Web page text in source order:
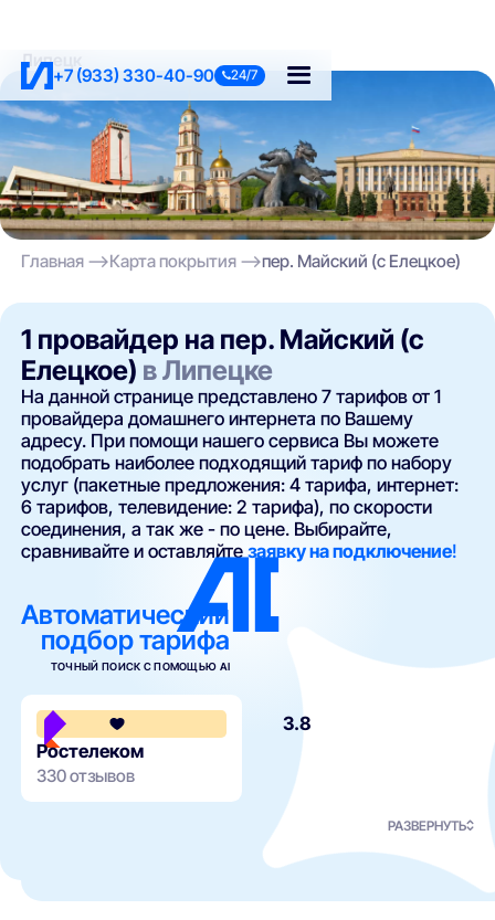
+7 (933) 330-40-90 24/7
Липецк
Главная Карта покрытия пер. Майский (с Елецкое)
1 провайдер на пер. Майский (с
Елецкое) в Липецке
На данной странице представлено 7 тарифов от 1
провайдера домашнего интернета по Вашему
адресу. При помощи нашего сервиса Вы можете
подобрать наиболее подходящий тариф по набору
услуг (пакетные предложения: 4 тарифа, интернет:
6 тарифов, телевидение: 2 тарифа), по скорости
соединения, а так же - по цене. Выбирайте,
сравнивайте и оставляйтезаявку на подключение!
Автоматический
подбор тарифа
ТОЧНЫЙ ПОИСК С ПОМОЩЬЮ AI
3.8
Ростелеком
330 отзывов
РАЗВЕРНУТЬ